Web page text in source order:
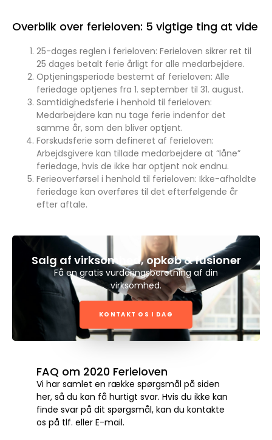
Overblik over ferieloven: 5 vigtige ting at vide
25-dages reglen i ferieloven: Ferieloven sikrer ret til
25 dages betalt ferie årligt for alle medarbejdere.
Optjeningsperiode bestemt af ferieloven: Alle
feriedage optjenes fra 1. september til 31. august.
Samtidighedsferie i henhold til ferieloven:
Medarbejdere kan nu tage ferie indenfor det
samme år, som den bliver optjent.
Forskudsferie som defineret af ferieloven:
Arbejdsgivere kan tillade medarbejdere at “låne”
feriedage, hvis de ikke har optjent nok endnu.
Ferieoverførsel i henhold til ferieloven: Ikke-afholdte
feriedage kan overføres til det efterfølgende år
efter aftale.
Salg af virksomhed, opkøb & fusioner
Få en gratis vurderingsberetning af din
virksomhed.
KONTAKT OS I DAG
FAQ om 2020 Ferieloven
Vi har samlet en række spørgsmål på siden
her, så du kan få hurtigt svar. Hvis du ikke kan
finde svar på dit spørgsmål, kan du kontakte
os på tlf. eller E-mail.